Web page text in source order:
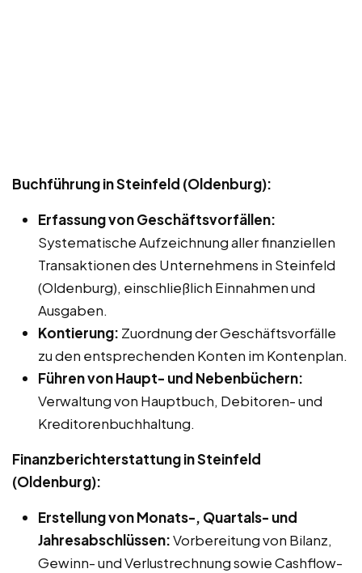
Buchführung in Steinfeld (Oldenburg):
Erfassung von Geschäftsvorfällen:
Systematische Aufzeichnung aller finanziellen
Transaktionen des Unternehmens in Steinfeld
(Oldenburg), einschließlich Einnahmen und
Ausgaben.
Kontierung: Zuordnung der Geschäftsvorfälle
zu den entsprechenden Konten im Kontenplan.
Führen von Haupt- und Nebenbüchern:
Verwaltung von Hauptbuch, Debitoren- und
Kreditorenbuchhaltung.
Finanzberichterstattung in Steinfeld
(Oldenburg):
Erstellung von Monats-, Quartals- und
Jahresabschlüssen:Vorbereitung von Bilanz,
Gewinn- und Verlustrechnung sowie Cashflow-